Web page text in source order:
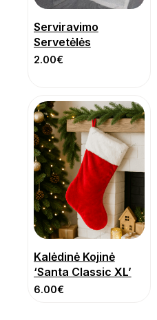
Serviravimo
Servetėlės
2.00€
Kalėdinė Kojinė
‘Santa Classic XL’
6.00€